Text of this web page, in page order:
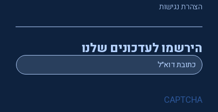
הצהרת נגישות
הירשמו לעדכונים שלנו
Email
*
CAPTCHA